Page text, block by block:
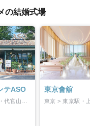
の結婚式場
テASO 東京會舘